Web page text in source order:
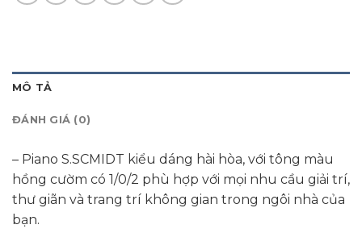
MÔ TẢ
ĐÁNH GIÁ (0)
– Piano S.SCMIDT kiểu dáng hài hòa, với tông màu
hồng cườm có 1/0/2 phù hợp với mọi nhu cầu giải trí,
thư giãn và trang trí không gian trong ngôi nhà của
bạn.